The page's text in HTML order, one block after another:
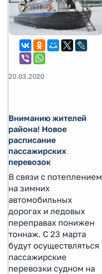
20.03.2020
Вниманию жителей
района! Новое
расписание
пассажирских
перевозок
В связи с потеплением
на зимних
автомобильных
дорогах и ледовых
переправах понижен
тоннаж. С 23 марта
будут осуществляться
пассажирские
перевозки судном на